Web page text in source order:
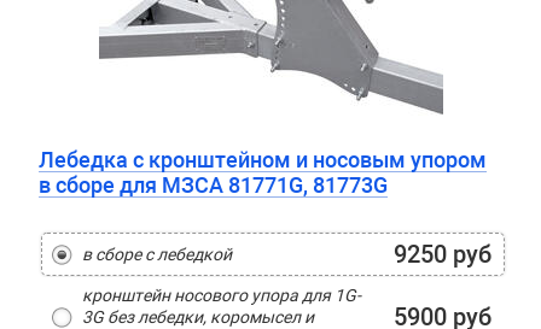
Лебедка с кронштейном и носовым упором
в сборе для МЗСА 81771G, 81773G
в сборе с лебедкой 9250 руб
кронштейн носового упора для 1G-
3G без лебедки, коромысел и
5900 руб